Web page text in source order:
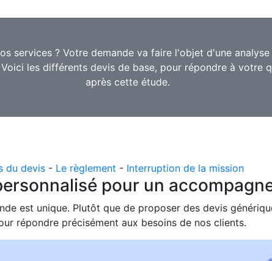
services ? Votre demande va faire l'objet d'une
les différents devis de base, pour répondre à votre
après cette étude.
du devis - Le règlement - Interruption de la mission
pour un
est unique. Plutôt que de proposer des devis
répondre précisément aux besoins de nos clients.